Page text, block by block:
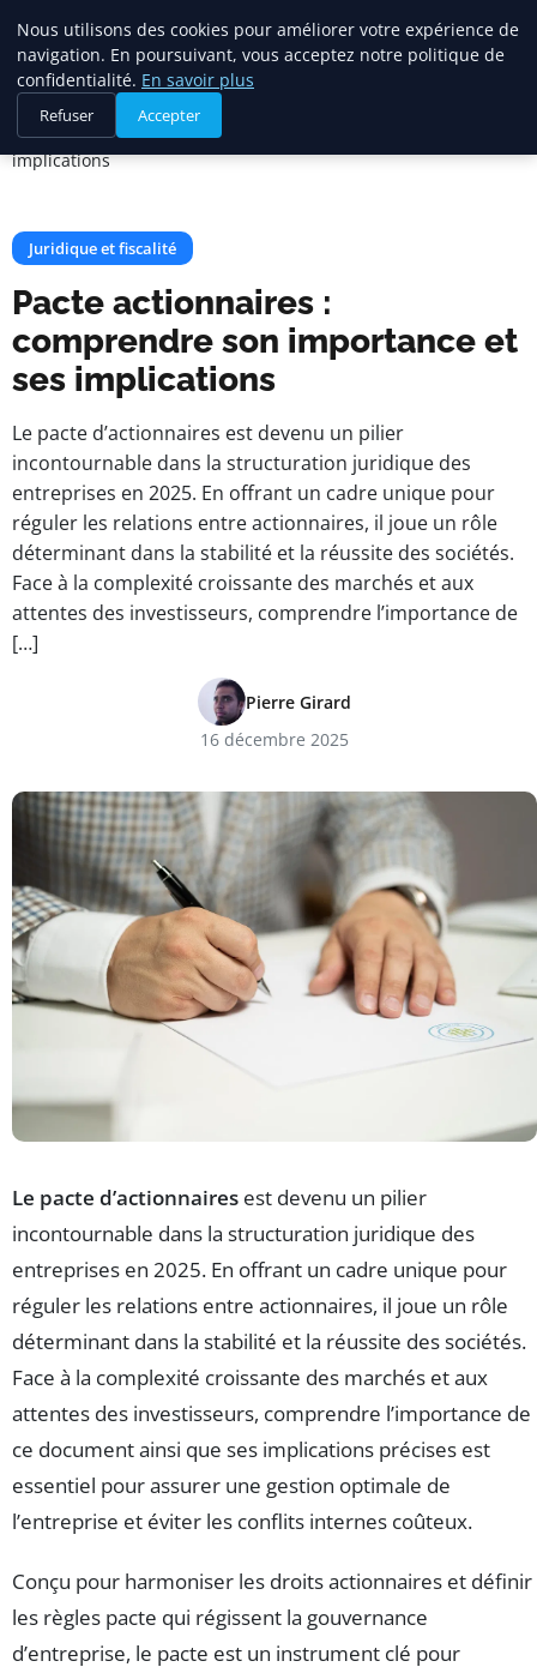
Citelya
Accueil
Juridique et fiscalité
Pacte actionnaires : comprendre son importance et ses
implications
Juridique et fiscalité
Pacte actionnaires :
comprendre son importance et
ses implications
Le pacte d’actionnaires est devenu un pilier
incontournable dans la structuration juridique des
entreprises en 2025. En offrant un cadre unique pour
réguler les relations entre actionnaires, il joue un rôle
déterminant dans la stabilité et la réussite des sociétés.
Face à la complexité croissante des marchés et aux
attentes des investisseurs, comprendre l’importance de
[…]
Pierre Girard
16 décembre 2025
Le pacte d’actionnaires est devenu un pilier
incontournable dans la structuration juridique des
entreprises en 2025. En offrant un cadre unique pour
réguler les relations entre actionnaires, il joue un rôle
déterminant dans la stabilité et la réussite des sociétés.
Face à la complexité croissante des marchés et aux
attentes des investisseurs, comprendre l’importance de
ce document ainsi que ses implications précises est
essentiel pour assurer une gestion optimale de
l’entreprise et éviter les conflits internes coûteux.
Conçu pour harmoniser les droits actionnaires et définir
les règles pacte qui régissent la gouvernance
d’entreprise, le pacte est un instrument clé pour
Nous utilisons des cookies pour améliorer votre expérience de
navigation. En poursuivant, vous acceptez notre politique de
confidentialité. En savoir plus
Refuser Accepter